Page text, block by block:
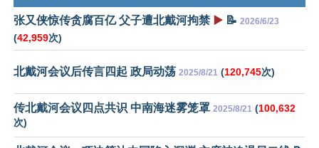
张又侠惊传贪腐百亿 父子遭北戴河拘禁 ▶️ 📝 2026/6/23
(42,959次)
北戴河会议后传言四起 政局动荡 2025/8/21 (120,745次)
传北戴河会议四点共识 中南海迷雾笼罩 2025/8/21 (100,632
次)